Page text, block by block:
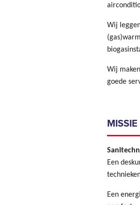
Wij
Wij
goede
MISSIE
Een
Een